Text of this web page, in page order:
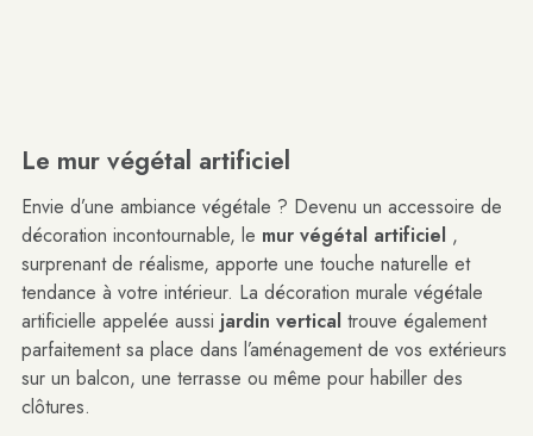
Le mur végétal artificiel
Envie d’une ambiance végétale ? Devenu un accessoire de
décoration incontournable, le mur végétal artificiel ,
surprenant de réalisme, apporte une touche naturelle et
tendance à votre intérieur. La décoration murale végétale
artificielle appelée aussi jardin vertical trouve également
parfaitement sa place dans l’aménagement de vos extérieurs
sur un balcon, une terrasse ou même pour habiller des
clôtures.